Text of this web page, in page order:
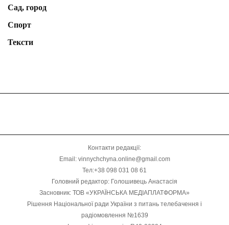
Сад, город
Спорт
Тексти
Контакти редакції:
Email: vinnychchyna.online@gmail.com
Тел:+38 098 031 08 61
Головний редактор: Голошивець Анастасія
Засновник: ТОВ «УКРАЇНСЬКА МЕДІАПЛАТФОРМА»
Рішення Національної ради України з питань телебачення і
радіомовлення №1639